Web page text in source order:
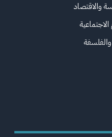
والاقتصاد
الاجتماعية